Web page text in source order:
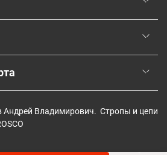
Владимирович. Стропы и цепи